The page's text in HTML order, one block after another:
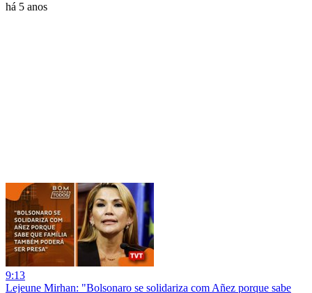
há 5 anos
9:13
Lejeune Mirhan: "Bolsonaro se solidariza com Añez porque sabe